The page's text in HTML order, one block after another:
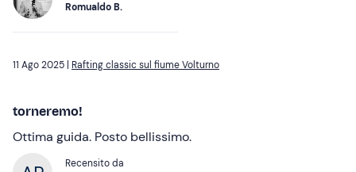
Romualdo B.
11 Ago 2025 | Rafting classic sul fiume Volturno
torneremo!
Ottima guida. Posto bellissimo.
Recensito da